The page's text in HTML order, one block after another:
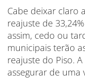
Cabe deixar claro
reajuste de
assim, cedo ou
municipais terão
reajuste do Piso.
assegurar de uma